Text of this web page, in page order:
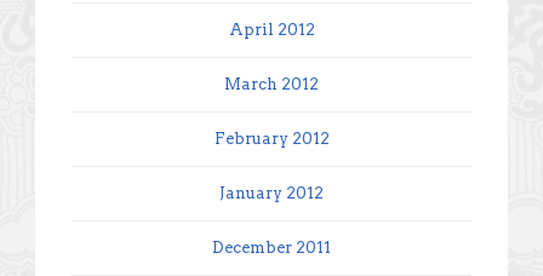
April 2012
March 2012
February 2012
January 2012
December 2011